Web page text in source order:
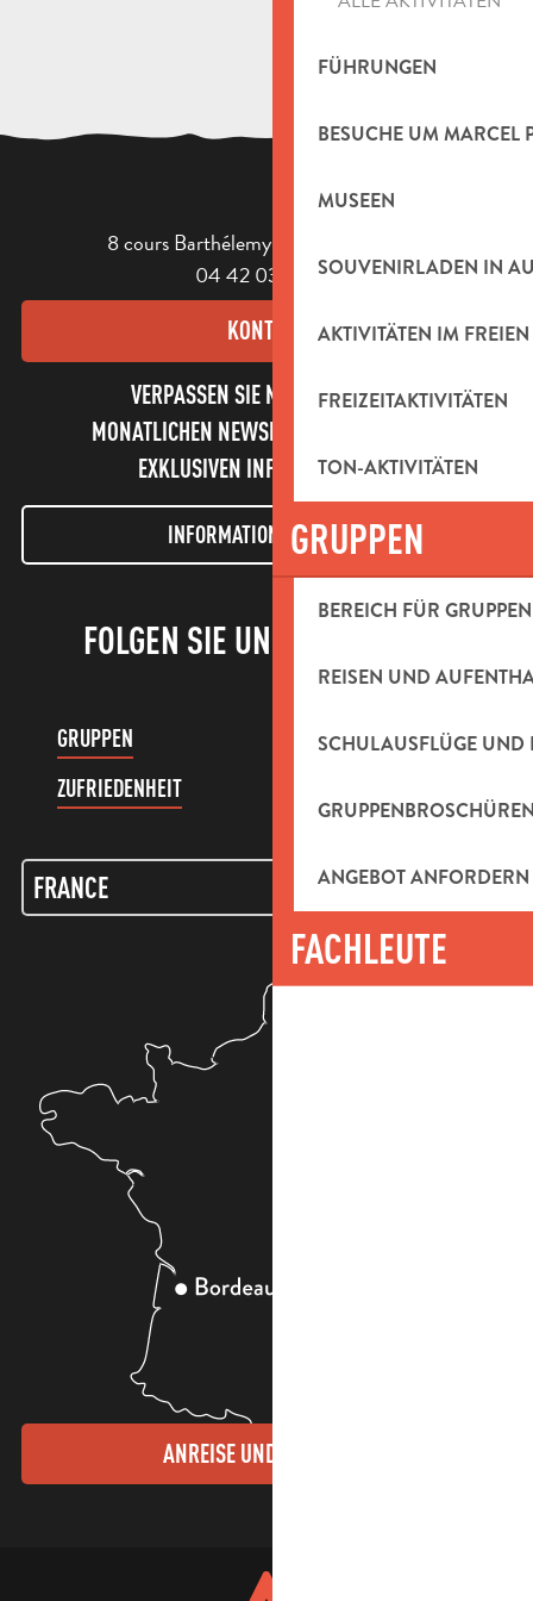
FÜHRUNGEN
BESUCHE UM MARCEL
MUSEEN
SOUVENIRLADEN IN
AKTIVITÄTEN IM FREIEN
FREIZEITAKTIVITÄTEN
TON-AKTIVITÄTEN
GRUPPEN
BEREICH FÜR GRUPPEN
REISEN UND
SCHULAUSFLÜGE UND
ANGEBOT ANFORDERN
FACHLEUTE
8 cours Barthélemy - 13400 Aubagne
04 42 03 49 98
KONTAKT
VERPASSEN SIE NICHT UNSEREN
MONATLICHEN NEWSLETTER UND UNSERE
EXKLUSIVEN INFORMATIONEN!
INFORMATIONEN LETTER
FOLGEN SIE UNS!
GRUPPEN
KUNDENKONTO
ZUFRIEDENHEIT
ANREISE UND KONTAKTE